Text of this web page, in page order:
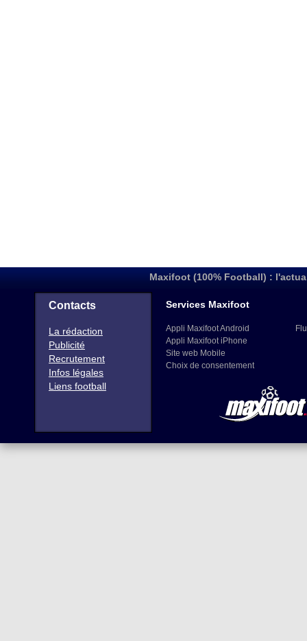
Maxifoot (100% Football) :
Contacts
La rédaction
Publicité
Recrutement
Infos légales
Liens football
Services Maxifoot
Appli Maxifoot Android
Appli Maxifoot iPhone
Site web Mobile
Choix de consentement